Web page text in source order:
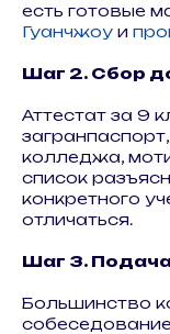
есть готовые
Гуанчжоу и
Шаг 2. Сбор
Аттестат за 9
колледжа,
список
конкретного
отличаться.
Шаг 3.
Большинство